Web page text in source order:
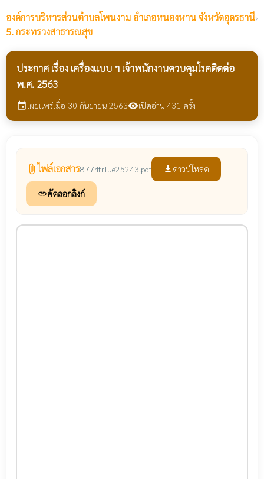
องค์การบริหารส่วนตำบลโพนงาม อำเภอหนองหาน จังหวัดอุดรธานี›
5. กระทรวงสาธารณสุข
ประกาศ เรื่อง เครื่องแบบ ฯ เจ้าพนักงานควบคุมโรคติดต่อ
พ.ศ. 2563
eventเผยแพร่เมื่อ 30 กันยายน 2563visibilityเปิดอ่าน 431 ครั้ง
attach_file ไฟล์เอกสาร877rItrTue25243.pdf file_download ดาวน์โหลด
linkคัดลอกลิงก์